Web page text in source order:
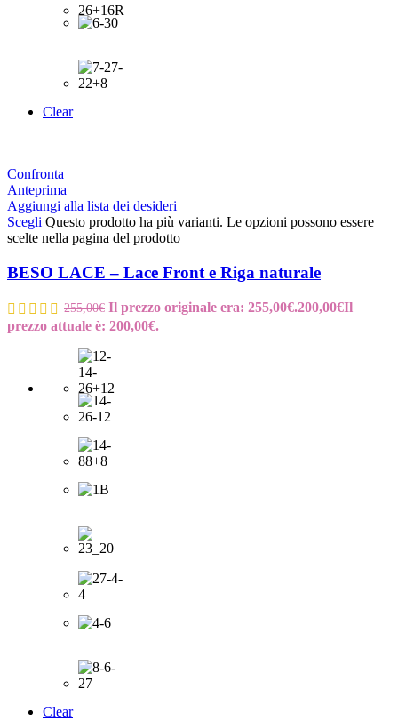
Clear
Confronta
Anteprima
Aggiungi alla lista dei desideri
Scegli Questo prodotto ha più varianti. Le opzioni possono essere
scelte nella pagina del prodotto
BESO LACE – Lace Front e Riga naturale
255,00€ Il prezzo originale era: 255,00€.200,00€Il
prezzo attuale è: 200,00€.
Clear